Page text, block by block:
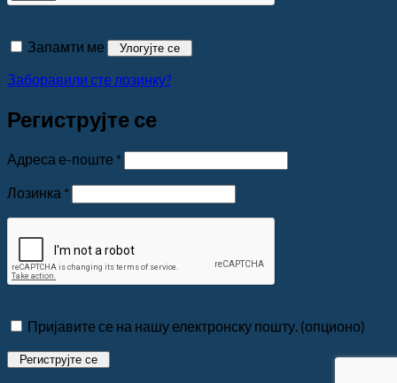
Запамти ме Улогујте се
Заборавили сте лозинку?
Региструјте се
Адреса е-поште *Обавезно
Лозинка *Обавезно
Пријавите се на нашу електронску пошту. (опционо)
Региструјте се